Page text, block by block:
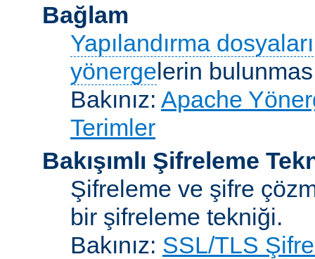
Bağlam
Yapılandırma dosyaları
yönergelerin
Bakınız: Apache
Terimler
Bakışımlı Şifreleme
Şifreleme ve şifre
bir şifreleme tekniği.
Bakınız: SSL/TLS